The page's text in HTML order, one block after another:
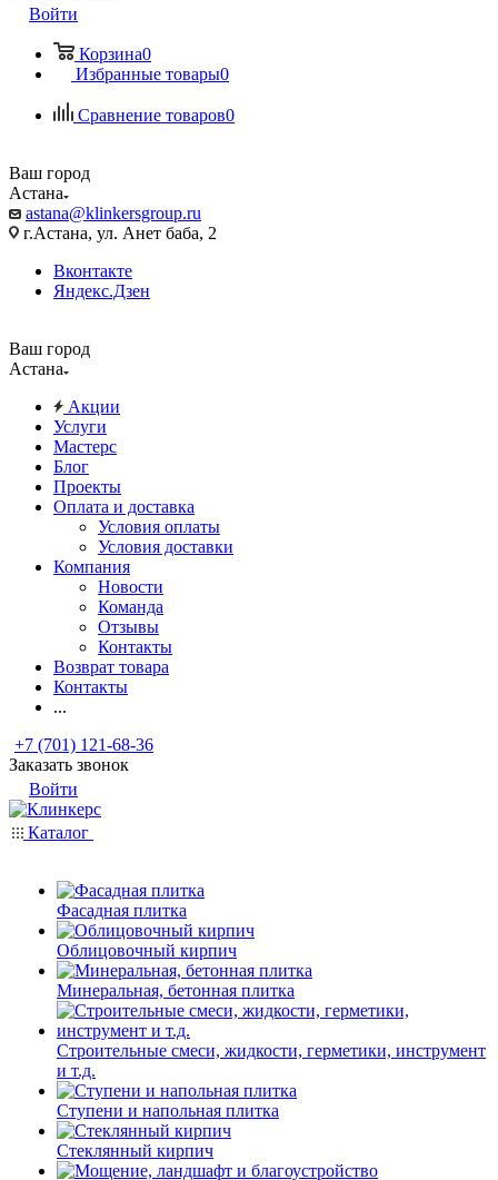
Войти
Корзина0
Избранные товары0
Сравнение товаров0
Ваш город
Астана
astana@klinkersgroup.ru
г.Астана, ул. Анет баба, 2
Вконтакте
Яндекс.Дзен
Ваш город
Астана
Акции
Услуги
Мастерс
Блог
Проекты
Оплата и доставка
Условия оплаты
Условия доставки
Компания
Новости
Команда
Отзывы
Контакты
Возврат товара
Контакты
...
+7 (701) 121-68-36
Заказать звонок
Войти
Каталог
Фасадная плитка
Облицовочный кирпич
Минеральная, бетонная плитка
Строительные смеси, жидкости, герметики, инструмент
и т.д.
Ступени и напольная плитка
Cтеклянный кирпич